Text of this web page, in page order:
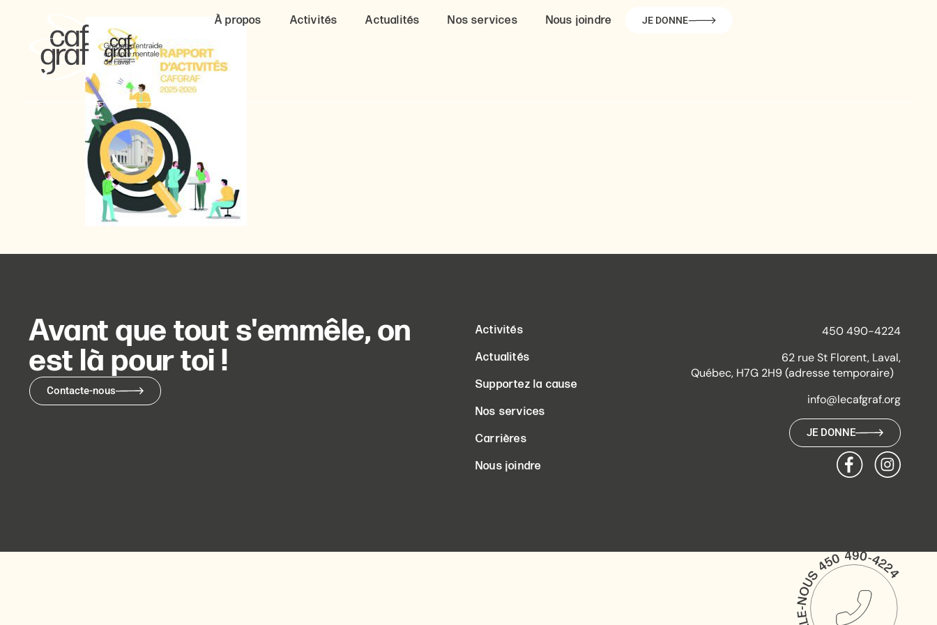
À propos Activités Actualités Nos services Nous joindre JE DONNE
Avant que tout s'emmêle, on
est là pour toi !
Contacte-nous
Activités
Actualités
Supportez la cause
Nos services
Carrières
Nous joindre
450 490-4224
62 rue St Florent, Laval,
Québec, H7G 2H9 (adresse temporaire)
info@lecafgraf.org
JE DONNE